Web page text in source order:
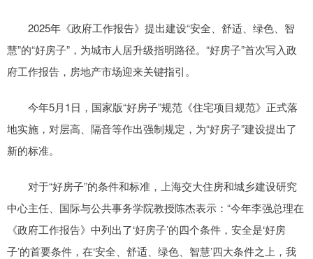
2025年《政府工作报告》提出建设“安全、舒适、绿色、智
慧”的“好房子”，为城市人居升级指明路径。“好房子”首次写入政
府工作报告，房地产市场迎来关键指引。
今年5月1日，国家版“好房子”规范《住宅项目规范》正式落
地实施，对层高、隔音等作出强制规定，为“好房子”建设提出了
新的标准。
对于“好房子”的条件和标准，上海交大住房和城乡建设研究
中心主任、国际与公共事务学院教授陈杰表示：“今年李强总理在
《政府工作报告》中列出了‘好房子’的四个条件，安全是‘好房
子’的首要条件，在‘安全、舒适、绿色、智慧’四大条件之上，我